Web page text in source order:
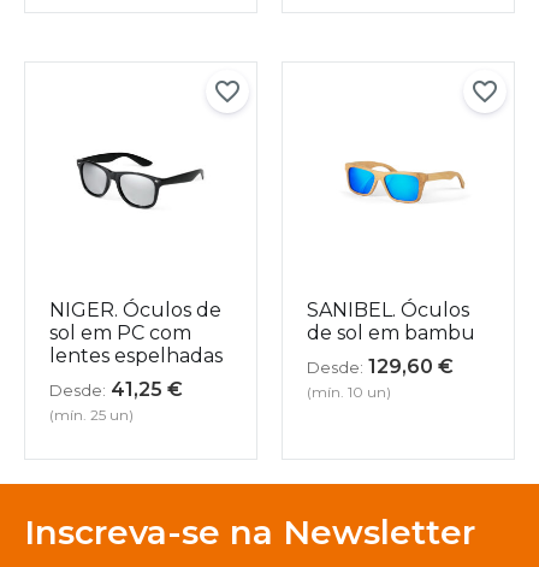
NIGER. Óculos de
sol em PC com
lentes espelhadas
Desde: 41,25 €
(mín. 25 un)
SANIBEL. Óculos
de sol em bambu
Desde: 129,60 €
(mín. 10 un)
Inscreva-se na Newsletter